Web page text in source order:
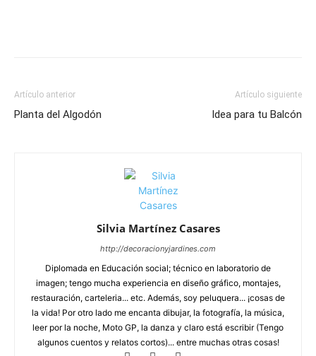
Artículo anterior
Planta del Algodón
Artículo siguiente
Idea para tu Balcón
Silvia Martínez Casares
http://decoracionyjardines.com
Diplomada en Educación social; técnico en laboratorio de
imagen; tengo mucha experiencia en diseño gráfico, montajes,
restauración, carteleria... etc. Además, soy peluquera... ¡cosas de
la vida! Por otro lado me encanta dibujar, la fotografía, la música,
leer por la noche, Moto GP, la danza y claro está escribir (Tengo
algunos cuentos y relatos cortos)... entre muchas otras cosas!